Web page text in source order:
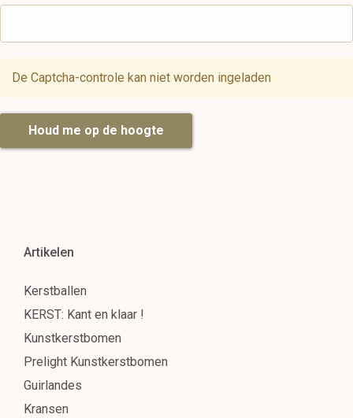
De Captcha-controle kan niet worden ingeladen
Houd me op de hoogte
Artikelen
Kerstballen
KERST: Kant en klaar !
Kunstkerstbomen
Prelight Kunstkerstbomen
Guirlandes
Kransen